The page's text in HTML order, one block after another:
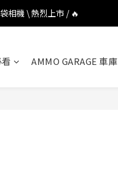
相機 \ 熱烈上市 / 🔥
相機 \ 熱烈上市 / 🔥
限定套裝 \ 時尚上市 / 🔥
AMMO GARAGE 車庫